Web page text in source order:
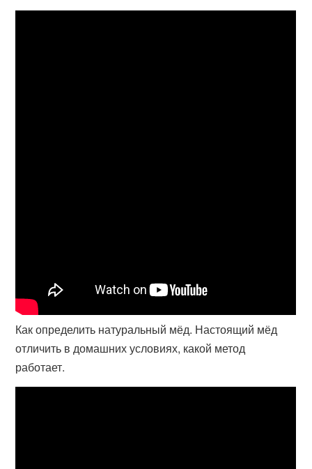
Как определить натуральный мёд. Настоящий мёд
отличить в домашних условиях, какой метод
работает.